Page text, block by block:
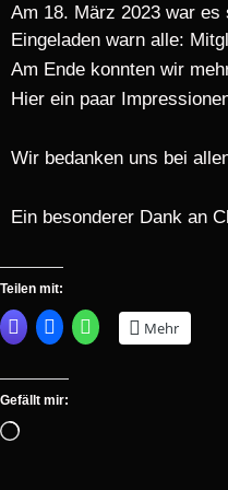
Am 18. März 2023 war es
Eingeladen warn alle:
Am Ende konnten wir
Hier ein paar
Wir bedanken uns bei
Ein besonderer Dank an
Teilen mit:
Mehr
Gefällt mir: